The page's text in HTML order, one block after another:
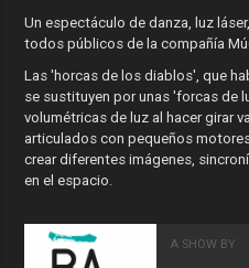
Un espectáculo de danza, luz
todos públicos de la compañía
Las 'horcas de los diablos', que
se sustituyen por unas 'forcas de
volumétricas de luz al hacer girar
articulados con pequeños
crear diferentes imágenes,
en el espacio.
A SHOW BY